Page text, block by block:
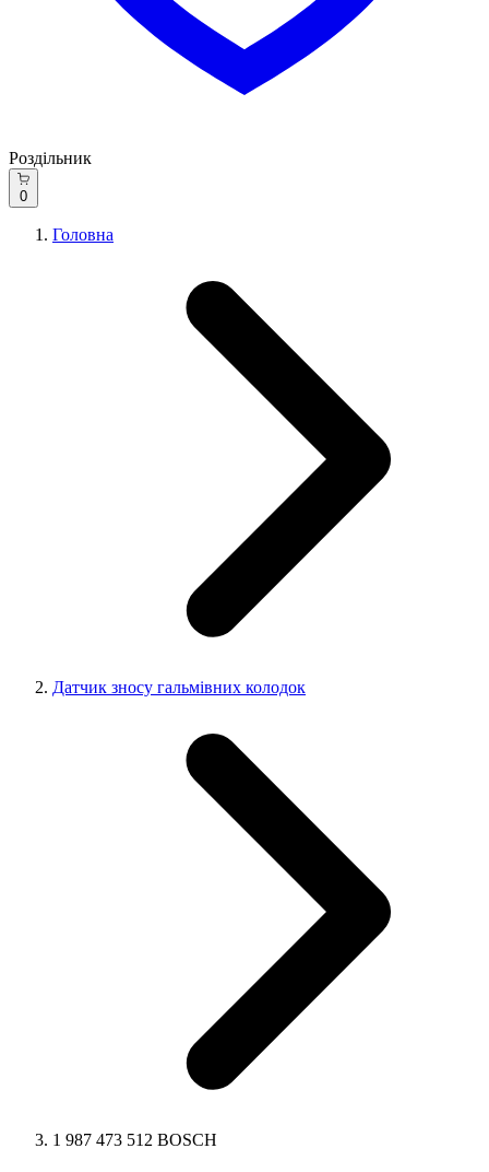
Роздільник
0
Головна
Датчик зносу гальмівних колодок
1 987 473 512 BOSCH